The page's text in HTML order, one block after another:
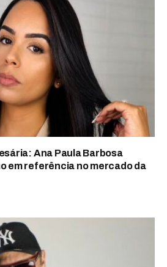
Ana Paula Barbosa
em referência no mercado da